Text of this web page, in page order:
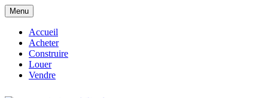
Skip
to
content
Menu
Accueil
Acheter
Construire
Louer
Vendre